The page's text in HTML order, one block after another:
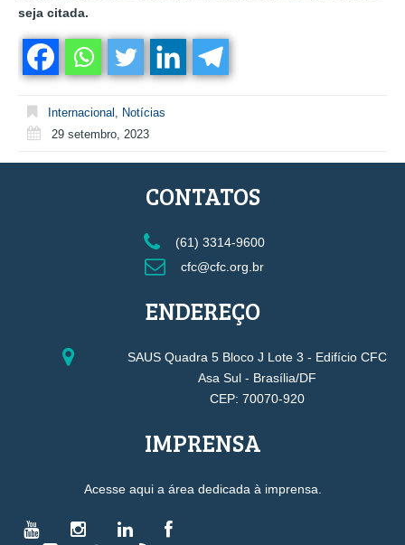
seja citada.
Internacional
Notícias
29 setembro, 2023
CONTATOS
(61) 3314-9600
cfc@cfc.org.br
ENDEREÇO
SAUS Quadra 5 Bloco J Lote 3 - Edifício CFC
Asa Sul - Brasília/DF
CEP: 70070-920
IMPRENSA
Acesse aqui a área dedicada à imprensa.